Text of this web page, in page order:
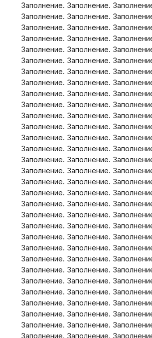
Заполнение. Заполнение.
Заполнение. Заполнение.
Заполнение. Заполнение.
Заполнение. Заполнение.
Заполнение. Заполнение.
Заполнение. Заполнение.
Заполнение. Заполнение.
Заполнение. Заполнение.
Заполнение. Заполнение.
Заполнение. Заполнение.
Заполнение. Заполнение.
Заполнение. Заполнение.
Заполнение. Заполнение.
Заполнение. Заполнение.
Заполнение. Заполнение.
Заполнение. Заполнение.
Заполнение. Заполнение.
Заполнение. Заполнение.
Заполнение. Заполнение.
Заполнение. Заполнение.
Заполнение. Заполнение.
Заполнение. Заполнение.
Заполнение. Заполнение.
Заполнение. Заполнение.
Заполнение. Заполнение.
Заполнение. Заполнение.
Заполнение. Заполнение.
Заполнение. Заполнение.
Заполнение. Заполнение.
Заполнение. Заполнение.
Заполнение. Заполнение.